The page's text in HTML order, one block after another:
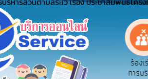
ร้องเรียน
การทุจริต
การบริหาร